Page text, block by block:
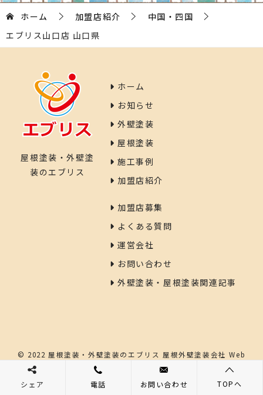
ホーム 加盟店紹介
中国・四国
エブリス山口店 山口県
屋根塗装・外壁塗
装のエブリス
ホーム
お知らせ
外壁塗装
屋根塗装
施工事例
加盟店紹介
加盟店募集
よくある質問
運営会社
お問い合わせ
外壁塗装・屋根塗装関連記事
© 2022 屋根塗装・外壁塗装のエブリス 屋根外壁塗装会社Web
consulting by YB
シェア
電話 お問い合わせ TOPへ